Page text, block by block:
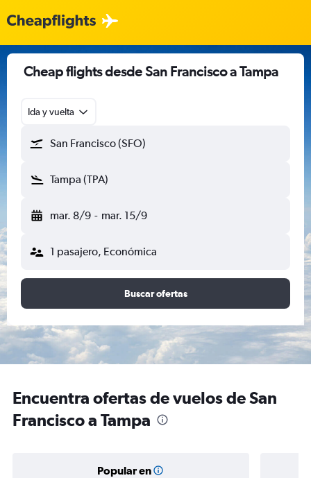
Cheap flights desde San Francisco a Tampa
Ida y vuelta
San Francisco (SFO)
Tampa (TPA)
mar. 8/9 - mar. 15/9
1 pasajero, Económica
Buscar ofertas
Encuentra ofertas de vuelos de San
Francisco a Tampa
Popular en